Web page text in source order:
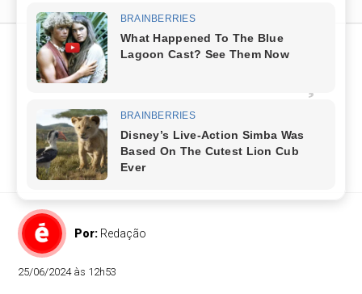
Tentativa de Homicídio
Contra Policial em Serviço
em Pojuca
Policial é baleado durante abordagem em bar no
bairro Nova Pojuca
Por: Redação
25/06/2024 às 12h53